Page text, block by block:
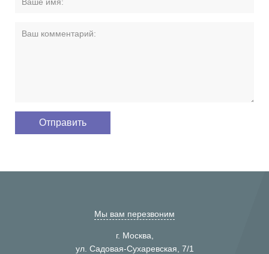
Мы вам перезвоним
г. Москва,
ул. Садовая-Сухаревская, 7/1